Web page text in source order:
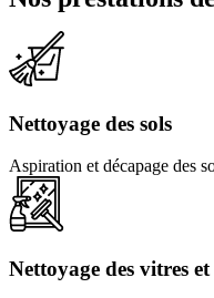
Nettoyage des sols
Aspiration et décapage des
Nettoyage des vitres